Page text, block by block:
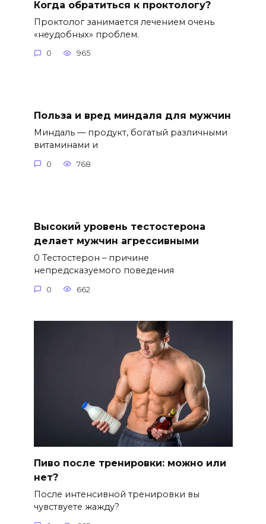
Когда обратиться к проктологу?
Проктолог занимается лечением очень
«неудобных» проблем.
0 965
Польза и вред миндаля для мужчин
Миндаль — продукт, богатый различными
витаминами и
0 768
Высокий уровень тестостерона
делает мужчин агрессивными
0 Тестостерон – причине
непредсказуемого поведения
0 662
Пиво после тренировки: можно или
нет?
После интенсивной тренировки вы
чувствуете жажду?